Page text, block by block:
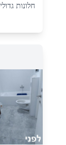
חלונות